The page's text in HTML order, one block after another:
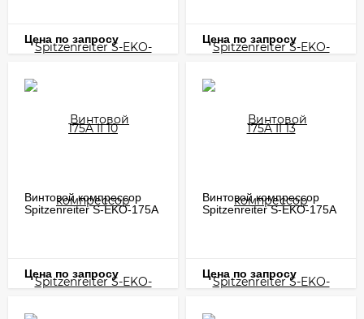
Цена по запросу Цена по запросу
Винтовой компрессор
Spitzenreiter S-EKO-175A
Цена по запросу
Винтовой компрессор
Spitzenreiter S-EKO-175A
Цена по запросу